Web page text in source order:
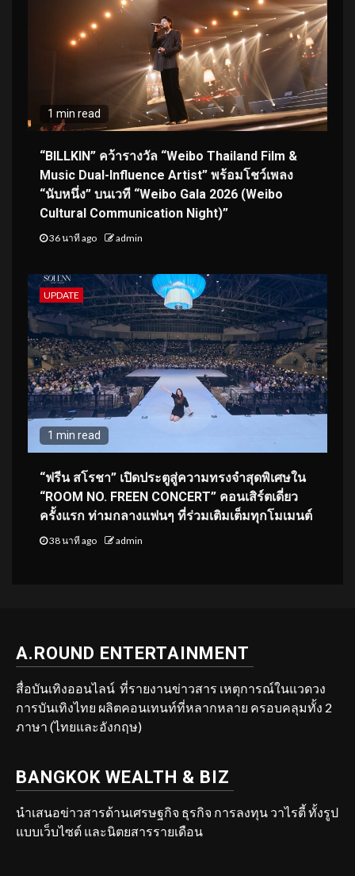
1 min read
“BILLKIN” คว้ารางวัล “Weibo Thailand Film &
Music Dual-Influence Artist” พร้อมโชว์เพลง
“นับหนึ่ง” บนเวที “Weibo Gala 2026 (Weibo
Cultural Communication Night)”
36 นาที ago admin
UPDATE
1 min read
“ฟรีน สโรชา” เปิดประตูสู่ความทรงจำสุดพิเศษใน
“ROOM NO. FREEN CONCERT” คอนเสิร์ตเดี่ยว
ครั้งแรก ท่ามกลางแฟนๆ ที่ร่วมเติมเต็มทุกโมเมนต์
38 นาที ago admin
A.ROUND ENTERTAINMENT
สื่อบันเทิงออนไลน์ ที่รายงานข่าวสาร เหตุการณ์ในแวดวง
การบันเทิงไทย ผลิตคอนเทนท์ที่หลากหลาย ครอบคลุมทั้ง 2
ภาษา (ไทยและอังกฤษ)
BANGKOK WEALTH & BIZ
นำเสนอข่าวสารด้านเศรษฐกิจ ธุรกิจ การลงทุน วาไรตี้ ทั้งรูป
แบบเว็บไซต์ และนิตยสารรายเดือน